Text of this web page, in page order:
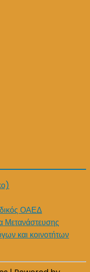
ΟΑΕΔ
και κοινοτήτων